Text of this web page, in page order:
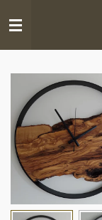
direct
naar
hoofdinhoud